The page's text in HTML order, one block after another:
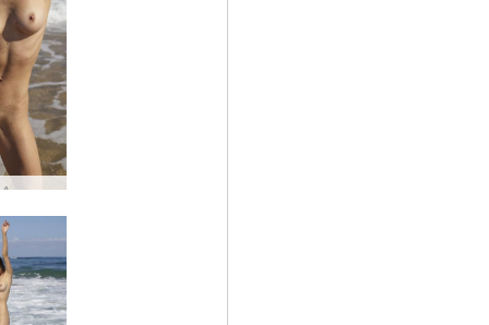
Анна Л Атлантическо изкуство #18